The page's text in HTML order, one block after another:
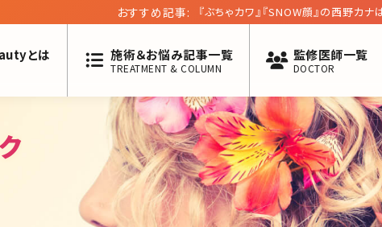
おすすめ記事:
『ぶちゃカワ』『SNOW顔』の西野カ
とは 施術＆お悩み記事一覧
TREATMENT & COLUMN
監修医師一覧
DOCTOR